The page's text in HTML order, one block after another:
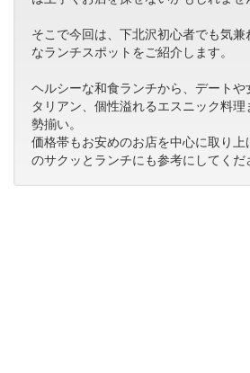
そこで今回は、下北沢初心者でも気
なランチスポットをご紹介します。
ヘルシーな和食ランチから、デート
タリアン、個性溢れるエスニック料
勢揃い。
価格帯もお安めのお店を中心に取り
のサクッとランチにも参考にしてくだ